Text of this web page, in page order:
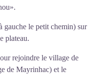
gauche le petit chemin) sur
plateau.
rejoindre le village de
de Mayrinhac) et le